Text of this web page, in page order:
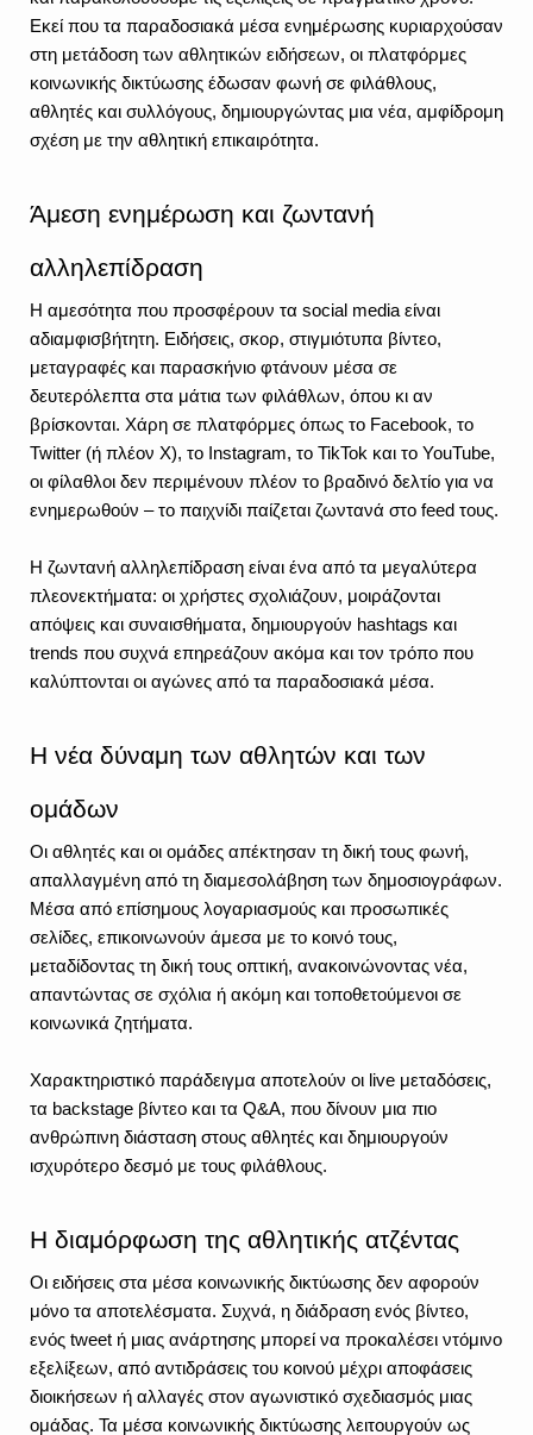
Εκεί που τα παραδοσιακά μέσα ενημέρωσης κυριαρχούσαν
στη μετάδοση των αθλητικών ειδήσεων, οι πλατφόρμες
κοινωνικής δικτύωσης έδωσαν φωνή σε φιλάθλους,
αθλητές και συλλόγους, δημιουργώντας μια νέα, αμφίδρομη
σχέση με την αθλητική επικαιρότητα.
Άμεση ενημέρωση και ζωντανή
αλληλεπίδραση
Η αμεσότητα που προσφέρουν τα social media είναι
αδιαμφισβήτητη. Ειδήσεις, σκορ, στιγμιότυπα βίντεο,
μεταγραφές και παρασκήνιο φτάνουν μέσα σε
δευτερόλεπτα στα μάτια των φιλάθλων, όπου κι αν
βρίσκονται. Χάρη σε πλατφόρμες όπως το Facebook, το
Twitter (ή πλέον X), το Instagram, το TikTok και το YouTube,
οι φίλαθλοι δεν περιμένουν πλέον το βραδινό δελτίο για να
ενημερωθούν – το παιχνίδι παίζεται ζωντανά στο feed τους.
Η ζωντανή αλληλεπίδραση είναι ένα από τα μεγαλύτερα
πλεονεκτήματα: οι χρήστες σχολιάζουν, μοιράζονται
απόψεις και συναισθήματα, δημιουργούν hashtags και
trends που συχνά επηρεάζουν ακόμα και τον τρόπο που
καλύπτονται οι αγώνες από τα παραδοσιακά μέσα.
Η νέα δύναμη των αθλητών και των
ομάδων
Οι αθλητές και οι ομάδες απέκτησαν τη δική τους φωνή,
απαλλαγμένη από τη διαμεσολάβηση των δημοσιογράφων.
Μέσα από επίσημους λογαριασμούς και προσωπικές
σελίδες, επικοινωνούν άμεσα με το κοινό τους,
μεταδίδοντας τη δική τους οπτική, ανακοινώνοντας νέα,
απαντώντας σε σχόλια ή ακόμη και τοποθετούμενοι σε
κοινωνικά ζητήματα.
Χαρακτηριστικό παράδειγμα αποτελούν οι live μεταδόσεις,
τα backstage βίντεο και τα Q&A, που δίνουν μια πιο
ανθρώπινη διάσταση στους αθλητές και δημιουργούν
ισχυρότερο δεσμό με τους φιλάθλους.
Η διαμόρφωση της αθλητικής ατζέντας
Οι ειδήσεις στα μέσα κοινωνικής δικτύωσης δεν αφορούν
μόνο τα αποτελέσματα. Συχνά, η διάδραση ενός βίντεο,
ενός tweet ή μιας ανάρτησης μπορεί να προκαλέσει ντόμινο
εξελίξεων, από αντιδράσεις του κοινού μέχρι αποφάσεις
διοικήσεων ή αλλαγές στον αγωνιστικό σχεδιασμός μιας
ομάδας. Τα μέσα κοινωνικής δικτύωσης λειτουργούν ως